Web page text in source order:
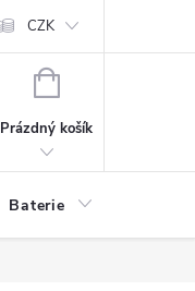
CZK
NÁKUPNÍ
Prázdný košík
Baterie